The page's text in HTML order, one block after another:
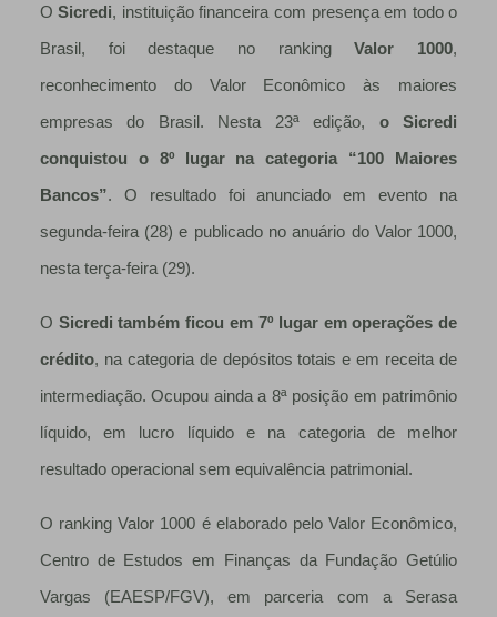
OSicredi, instituição financeira com presença em todo o
Brasil, foi destaque no rankingValor 1000,
reconhecimento do Valor Econômico às maiores
empresas do Brasil. Nesta 23ª edição, o Sicredi
conquistou o 8º lugar na categoria “100 Maiores
Bancos”. O resultado foi anunciado em evento na
segunda-feira (28) e publicado no anuário do Valor 1000,
nesta terça-feira (29).
O Sicredi também ficou em 7º lugar em operações de
crédito, na categoria de depósitos totais e em receita de
intermediação. Ocupou ainda a 8ª posição em patrimônio
líquido, em lucro líquido e na categoria de melhor
resultado operacional sem equivalência patrimonial.
O ranking Valor 1000 é elaborado pelo Valor Econômico,
Centro de Estudos em Finanças da Fundação Getúlio
Vargas (EAESP/FGV), em parceria com a Serasa